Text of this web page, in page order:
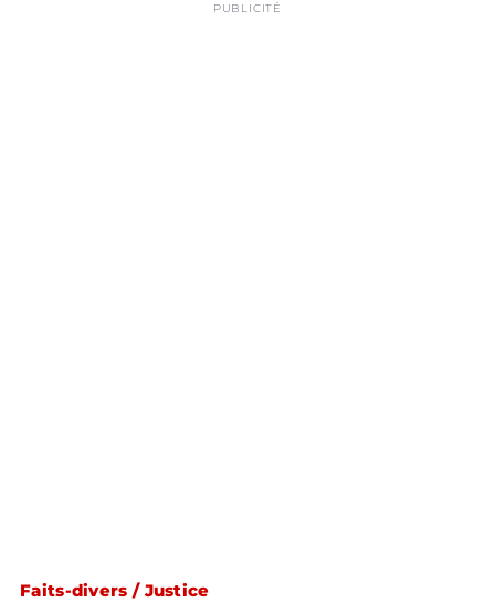
PUBLICITÉ
Faits-divers / Justice